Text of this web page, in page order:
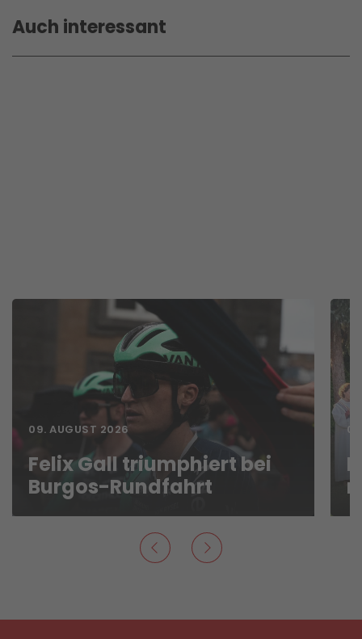
Auch interessant
09. AUGUST 2026
Felix Gall triumphiert bei
Burgos-Rundfahrt